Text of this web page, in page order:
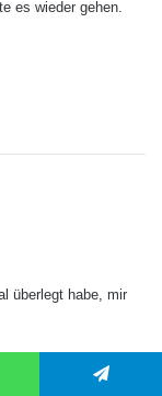
es wieder gehen.
überlegt habe, mir